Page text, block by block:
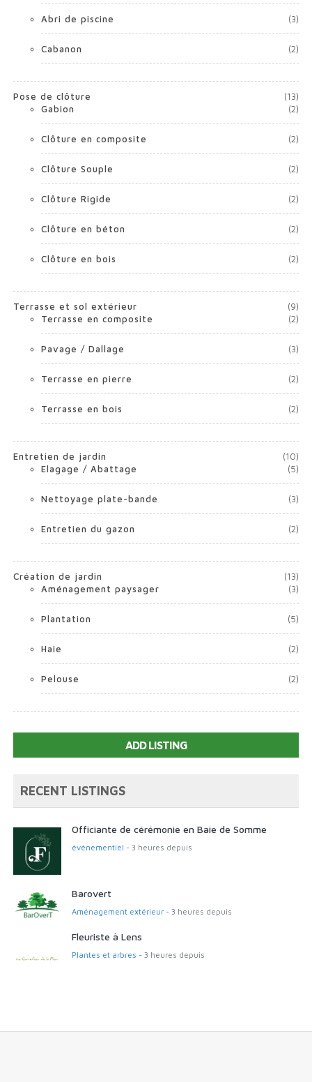
Abri de piscine (3)
Cabanon (2)
Pose de clôture
(13)
Gabion
(2)
Clôture en composite (2)
Clôture Souple (2)
Clôture Rigide (2)
Clôture en béton (2)
Clôture en bois (2)
Terrasse et sol extérieur
(9)
Terrasse en composite
(2)
Pavage / Dallage (3)
Terrasse en pierre (2)
Terrasse en bois (2)
Entretien de jardin
(10)
Elagage / Abattage
(5)
Nettoyage plate-bande (3)
Entretien du gazon (2)
Création de jardin
(13)
Aménagement paysager
(3)
Plantation (5)
Haie (2)
Pelouse (2)
ADD LISTING
RECENT LISTINGS
Officiante de cérémonie en Baie de Somme
événementiel - 3 heures depuis
Barovert
Aménagement extérieur- 3 heures depuis
Fleuriste à Lens
Plantes et arbres - 3 heures depuis